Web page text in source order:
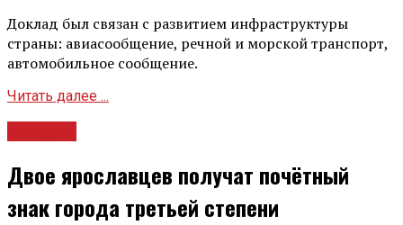
Доклад был связан с развитием инфраструктуры
страны: авиасообщение, речной и морской транспорт,
автомобильное сообщение.
Читать далее ...
Двое ярославцев получат почётный
знак города третьей степени